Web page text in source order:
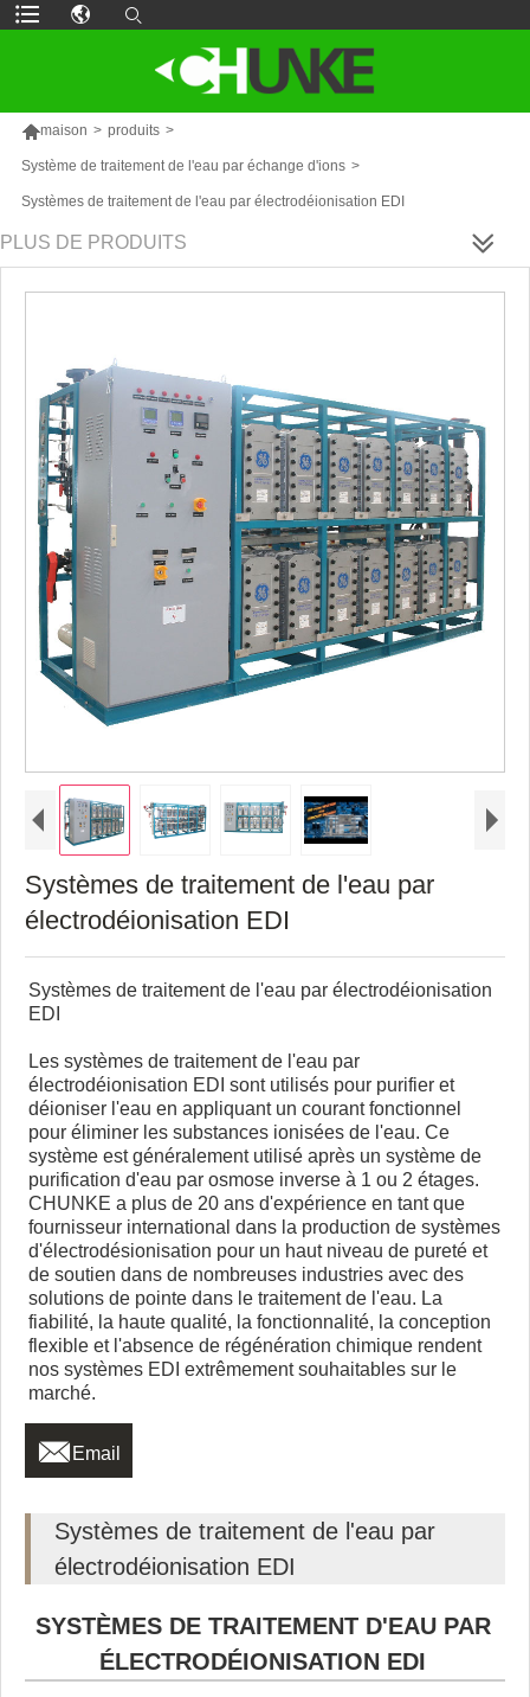
maison > produits >
Système de traitement de l'eau par échange d'ions >
Systèmes de traitement de l'eau par électrodéionisation EDI
PLUS DE PRODUITS
Systèmes de traitement de l'eau par
électrodéionisation EDI
Systèmes de traitement de l'eau par électrodéionisation
EDI
Les systèmes de traitement de l'eau par
électrodéionisation EDI sont utilisés pour purifier et
déioniser l'eau en appliquant un courant fonctionnel
pour éliminer les substances ionisées de l'eau. Ce
système est généralement utilisé après un système de
purification d'eau par osmose inverse à 1 ou 2 étages.
CHUNKE a plus de 20 ans d'expérience en tant que
fournisseur international dans la production de systèmes
d'électrodésionisation pour un haut niveau de pureté et
de soutien dans de nombreuses industries avec des
solutions de pointe dans le traitement de l'eau. La
fiabilité, la haute qualité, la fonctionnalité, la conception
flexible et l'absence de régénération chimique rendent
nos systèmes EDI extrêmement souhaitables sur le
marché.
 Email
Systèmes de traitement de l'eau par
électrodéionisation EDI
SYSTÈMES DE TRAITEMENT D'EAU PAR
ÉLECTRODÉIONISATION EDI